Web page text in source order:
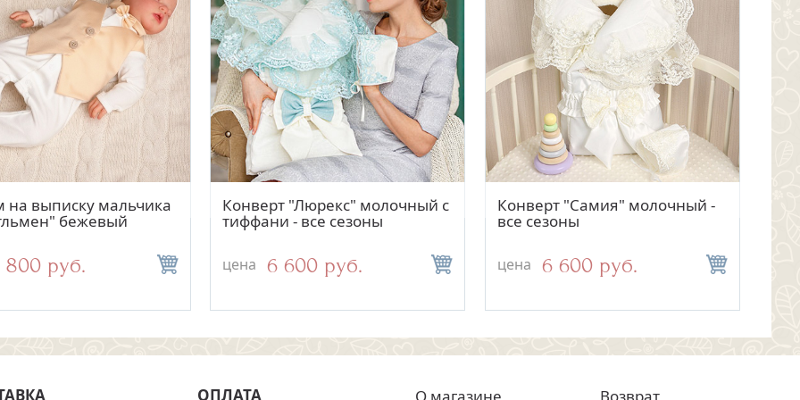
Быстрый просмотр
на выписку мальчика
бежевый
800 руб.
Быстрый просмотр
Платье "Асселина" бежевое
цена 3 800 руб.
Быстрый просмотр
Детский плед "Косички"
бежевый
цена 2 400 руб.
Быстрый просмотр
конверт "Жемчуг"
все сезоны
500 руб.
Быстрый просмотр
Конверт "Люрекс" молочный с
тиффани - все сезоны
цена 6 600 руб.
Быстрый просмотр
Конверт "Самия" молочный -
все сезоны
цена 6 600 руб.
ОПЛАТА